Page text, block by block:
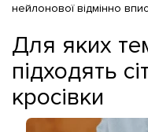
нейлонової відмінно
Для яких
підходять
кросівки